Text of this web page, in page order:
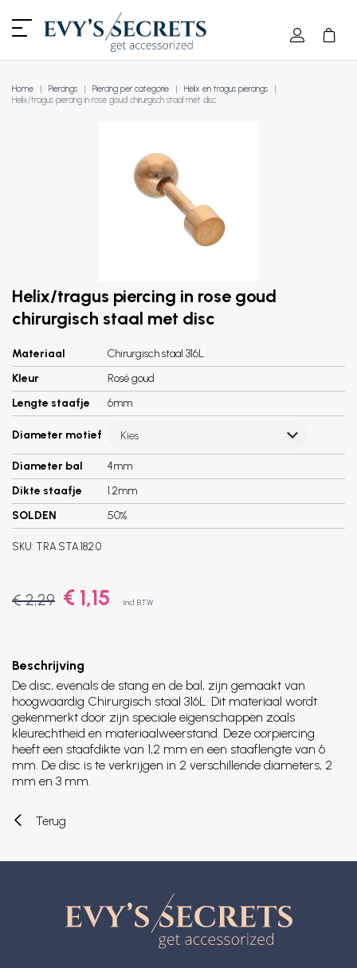
Home Piercings Piercing per categorie
Helix en tragus piercings
Helix/tragus piercing in rose goud chirurgisch staal met disc
Helix/tragus piercing in rose goud
chirurgisch staal met disc
Materiaal
Chirurgisch staal 316L
Kleur
Rosé goud
Lengte staafje
6mm
Diameter motief Kies
Diameter bal
4mm
Dikte staafje
1.2mm
SOLDEN
50%
SKU: TRA.STA.182.0
€ 2,29 € 1,15 Incl. BTW
Beschrijving
De disc, evenals de stang en de bal, zijn gemaakt van
hoogwaardig Chirurgisch staal 316L. Dit materiaal wordt
gekenmerkt door zijn speciale eigenschappen zoals
kleurechtheid en materiaalweerstand. Deze oorpiercing
heeft een staafdikte van 1,2 mm en een staaflengte van 6
mm. De disc is te verkrijgen in 2 verschillende diameters, 2
mm en 3 mm.
Terug